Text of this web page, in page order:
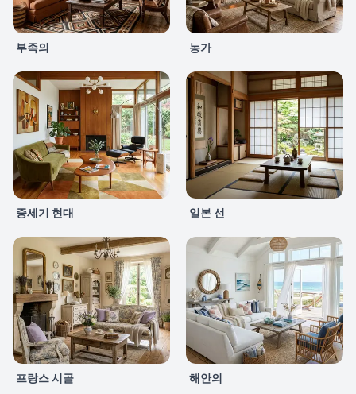
부족의 농가
중세기 현대 일본 선
프랑스 시골 해안의